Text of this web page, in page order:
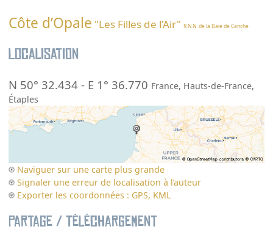
Côte d’Opale "Les Filles de l’Air" R.N.N. de la Baie de Canche
Localisation
N 50° 32.434 - E 1° 36.770 France, Hauts-de-France,
Étaples
Naviguer sur une carte plus grande
Signaler une erreur de localisation à l’auteur
Exporter les coordonnées : GPS, KML
Partage / Téléchargement